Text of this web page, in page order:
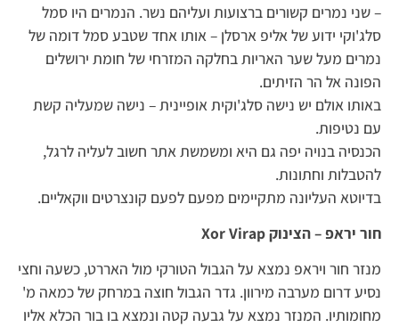
– שני נמרים קשורים ברצועות ועליהם נשר. הנמרים היו סמל
סלג'וקי ידוע של אליפ ארסלן – אותו אחד שטבע סמל דומה של
נמרים מעל שער האריות בחלקה המזרחי של חומת ירושלים
הפונה אל הר הזיתים.
באותו אולם יש נישה סלג'וקית אופיינית – נישה שמעליה קשת
עם נטיפות.
הכנסיה בנויה יפה גם היא ומשמשת אתר חשוב לעליה לרגל,
להטבלות וחתונות.
בדיוטא העליונה מתקיימים מפעם לפעם קונצרטים ווקאליים.
חור יראפ – הצינוק Xor Virap
מנזר חור ויראפ נמצא על הגבול הטורקי מול האררט, כשעה וחצי
נסיע דרום מערבה מירוון. גדר הגבול חוצה במרחק של כמאה מ'
מחומותיו. המנזר נמצא על גבעה קטה ונמצא בו בור הכלא אליו